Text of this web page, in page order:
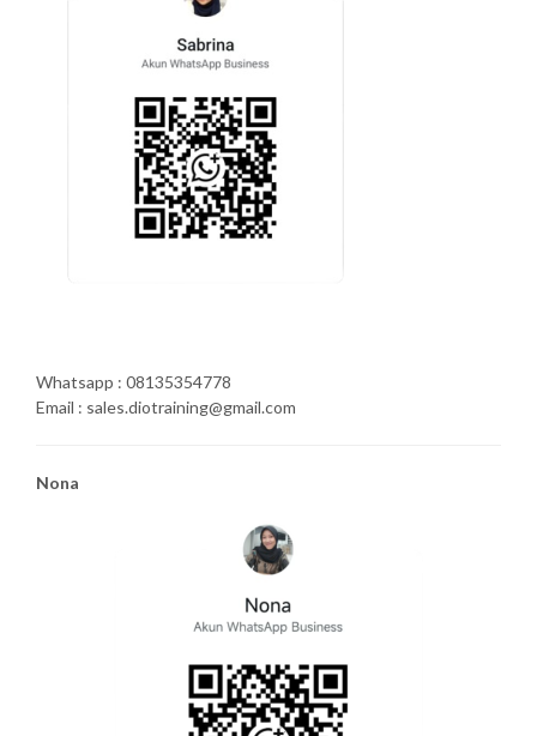
Whatsapp : 08135354778
Email : sales.diotraining@gmail.com
Nona